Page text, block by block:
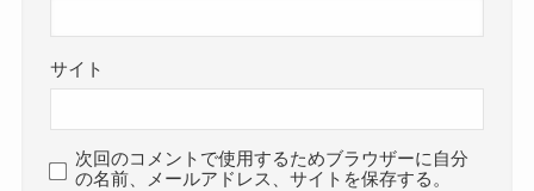
サイト
次回のコメントで使用するためブラウザーに自分
の名前、メールアドレス、サイトを保存する。